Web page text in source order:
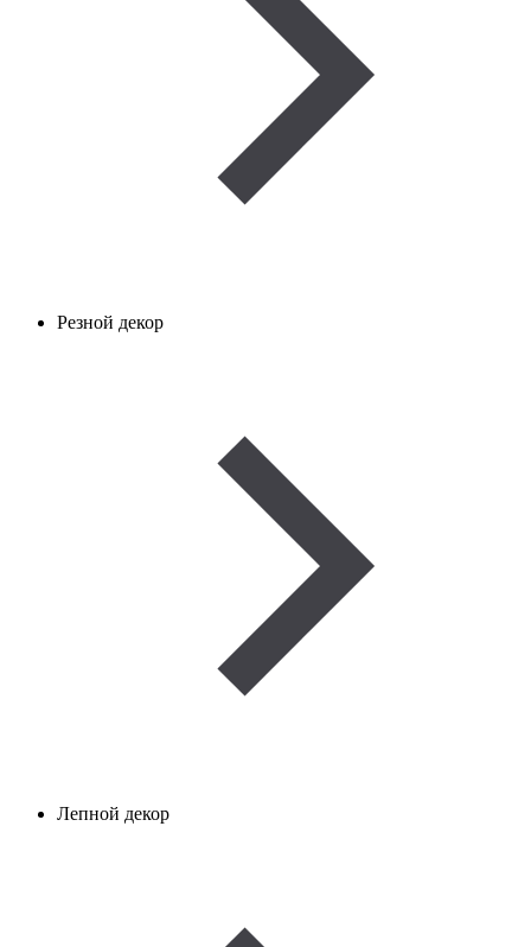
Резной декор
Лепной декор